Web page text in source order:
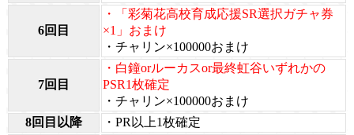
6回目
・「彩菊花高校育成応援SR選択ガチャ券
×1」おまけ
・チャリン×100000おまけ
7回目
・白鐘orルーカスor最終虹谷いずれかの
PSR1枚確定
・チャリン×100000おまけ
8回目以降
・PR以上1枚確定